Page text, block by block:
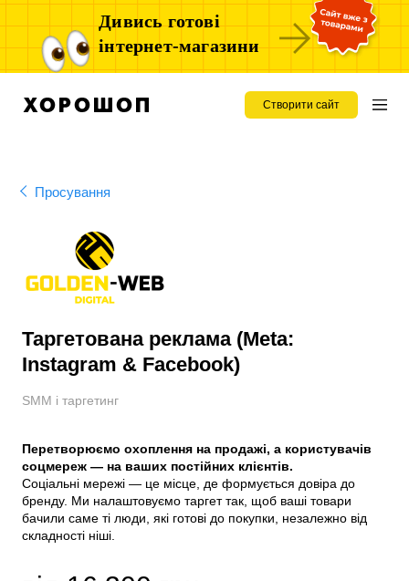
Дивись готові
інтернет-магазини
Створити сайт
Просування
Таргетована реклама (Meta:
Instagram & Facebook)
SMM і таргетинг
Перетворюємо охоплення на продажі, а користувачів
соцмереж — на ваших постійних клієнтів.
Соціальні мережі — це місце, де формується довіра до
бренду. Ми налаштовуємо таргет так, щоб ваші товари
бачили саме ті люди, які готові до покупки, незалежно від
складності ніші.